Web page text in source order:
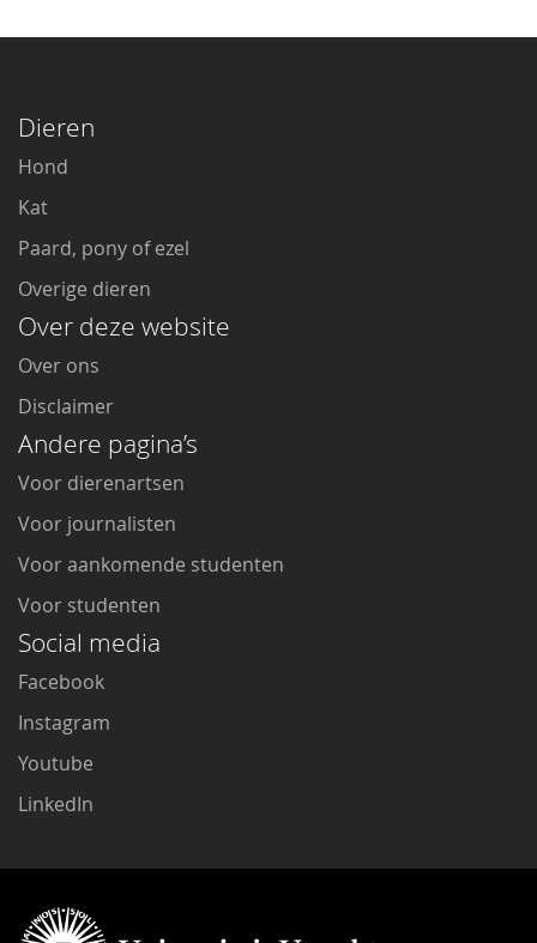
Dieren
Hond
Kat
Paard, pony of ezel
Overige dieren
Over deze website
Over ons
Disclaimer
Andere pagina’s
Voor dierenartsen
Voor journalisten
Voor aankomende studenten
Voor studenten
Social media
Facebook
Instagram
Youtube
LinkedIn